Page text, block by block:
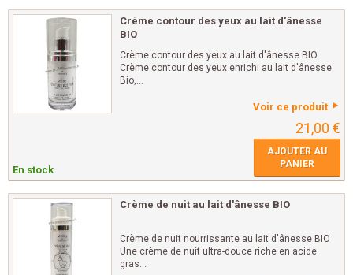
Crème contour des yeux au lait d'ânesse
BIO
Crème contour des yeux au lait d'ânesse BIO
Crème contour des yeux enrichi au lait d'ânesse
Bio,...
Voir ce produit
21,00 €
En stock
AJOUTER AU
PANIER
Crème de nuit au lait d'ânesse BIO
Crème de nuit nourrissante au lait d'ânesse BIO
Une crème de nuit ultra-douce riche en acide
gras...